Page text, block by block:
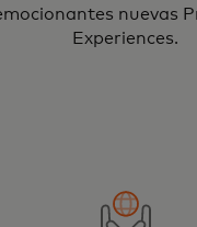
nuevas
Experiences.